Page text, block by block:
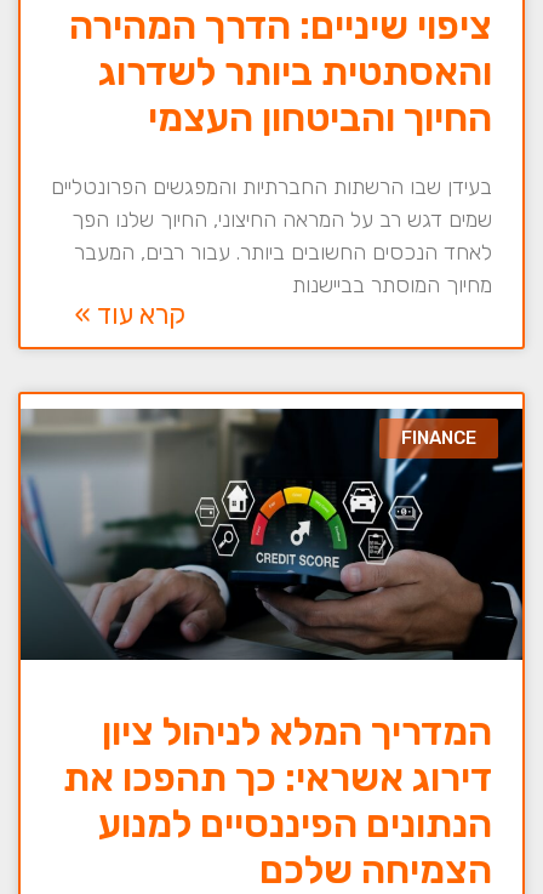
ציפוי שיניים: הדרך המהירה
והאסתטית ביותר לשדרוג
החיוך והביטחון העצמי
בעידן שבו הרשתות החברתיות והמפגשים הפרונטליים
שמים דגש רב על המראה החיצוני, החיוך שלנו הפך
לאחד הנכסים החשובים ביותר. עבור רבים, המעבר
מחיוך המוסתר בביישנות
קרא עוד »
FINANCE
המדריך המלא לניהול ציון
דירוג אשראי: כך תהפכו את
הנתונים הפיננסיים למנוע
הצמיחה שלכם